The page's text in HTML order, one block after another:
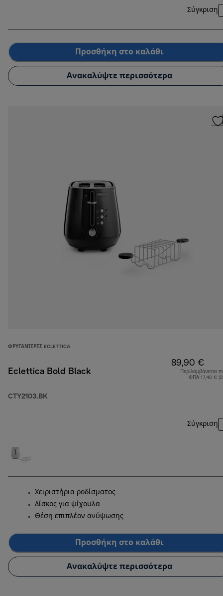
Σύγκριση
Προσθήκη στο καλάθι
Ανακαλύψτε περισσότερα
ΦΡΥΓΑΝΙΈΡΕΣ ECLETTICA
Eclettica Bold Black
CTY2103.BK
89,90 €
Περιλαμβάνεται
ΦΠΑ 17,40 €
Σύγκριση
Χειριστήρια ροδίσματος
Δίσκος για ψίχουλα
Θέση επιπλέον ανύψωσης
Προσθήκη στο καλάθι
Ανακαλύψτε περισσότερα